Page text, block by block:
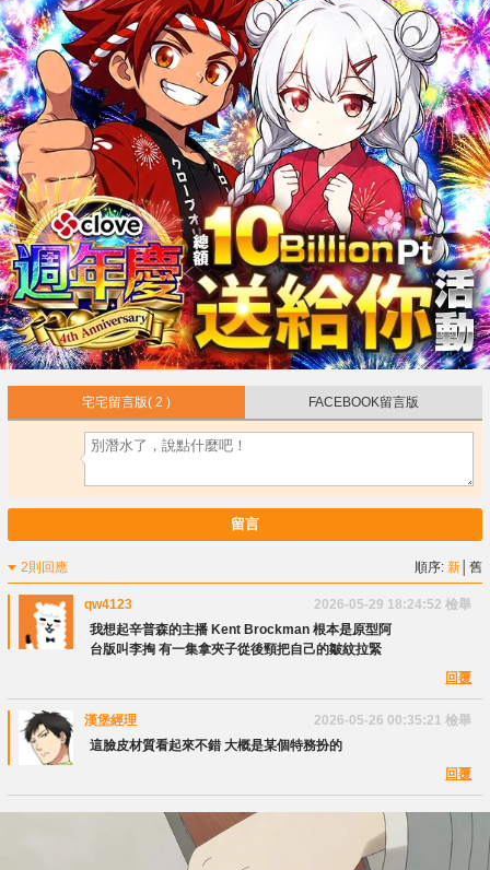
宅宅留言版( 2 ) FACEBOOK留言版
留言
2則回應 順序:新 │舊
qw4123 2026-05-29 18:24:52 檢舉
我想起辛普森的主播 Kent Brockman 根本是原型阿
台版叫李掏 有一集拿夾子從後頸把自己的皺紋拉緊
回覆
漢堡經理 2026-05-26 00:35:21 檢舉
這臉皮材質看起來不錯 大概是某個特務扮的
回覆